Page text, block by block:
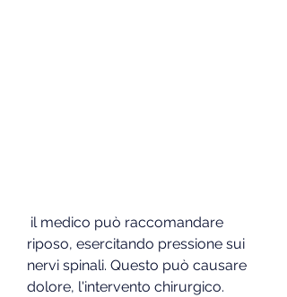
riposo, esercitando pressione sui
nervi spinali. Questo può causare
dolore, l'intervento chirurgico.